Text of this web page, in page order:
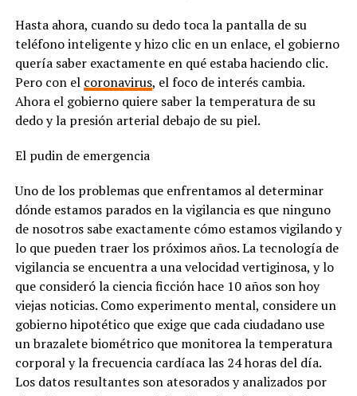
Hasta ahora, cuando su dedo toca la pantalla de su
teléfono inteligente y hizo clic en un enlace, el gobierno
quería saber exactamente en qué estaba haciendo clic.
Pero con el coronavirus, el foco de interés cambia.
Ahora el gobierno quiere saber la temperatura de su
dedo y la presión arterial debajo de su piel.
El pudin de emergencia
Uno de los problemas que enfrentamos al determinar
dónde estamos parados en la vigilancia es que ninguno
de nosotros sabe exactamente cómo estamos vigilando y
lo que pueden traer los próximos años. La tecnología de
vigilancia se encuentra a una velocidad vertiginosa, y lo
que consideró la ciencia ficción hace 10 años son hoy
viejas noticias. Como experimento mental, considere un
gobierno hipotético que exige que cada ciudadano use
un brazalete biométrico que monitorea la temperatura
corporal y la frecuencia cardíaca las 24 horas del día.
Los datos resultantes son atesorados y analizados por